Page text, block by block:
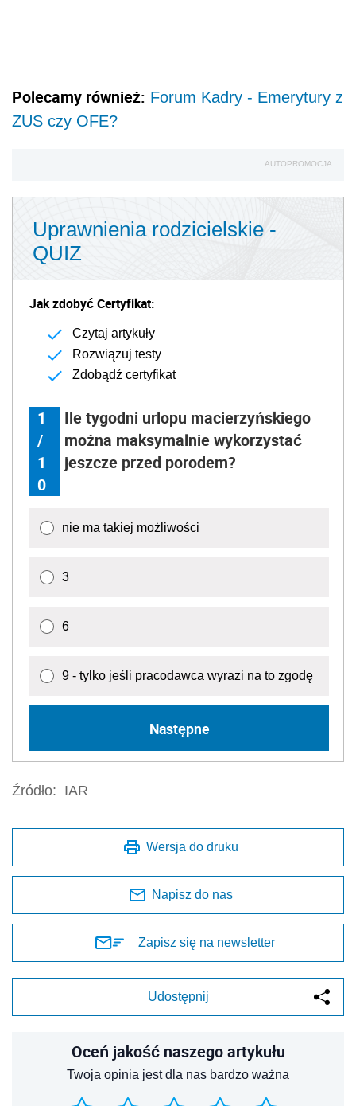
Polecamy również: Forum Kadry - Emerytury z
ZUS czy OFE?
AUTOPROMOCJA
Uprawnienia rodzicielskie -
QUIZ
Jak zdobyć Certyfikat:
Czytaj artykuły
Rozwiązuj testy
Zdobądź certyfikat
1
/
1
0
Ile tygodni urlopu macierzyńskiego
można maksymalnie wykorzystać
jeszcze przed porodem?
nie ma takiej możliwości
3
6
9 - tylko jeśli pracodawca wyrazi na to zgodę
Następne
Źródło: IAR
Wersja do druku
Napisz do nas
Zapisz się na newsletter
Udostępnij
Oceń jakość naszego artykułu
Twoja opinia jest dla nas bardzo ważna